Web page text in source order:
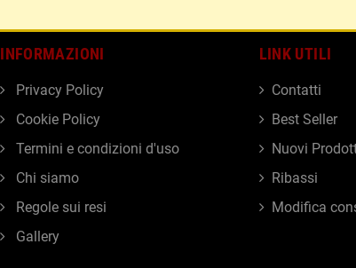
LINK UTILI
Contatti
Best Seller
Nuovi
Ribassi
Modifica
INFORMAZIONI
Privacy Policy
Cookie Policy
Termini e condizioni d'uso
Chi siamo
Regole sui resi
Gallery